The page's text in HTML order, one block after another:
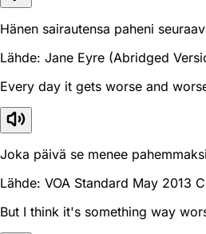
Hänen sairautensa paheni
Lähde: Jane Eyre (Abridged
Every day it gets worse and
Joka päivä se menee
Lähde: VOA Standard May 2013
But I think it's something way